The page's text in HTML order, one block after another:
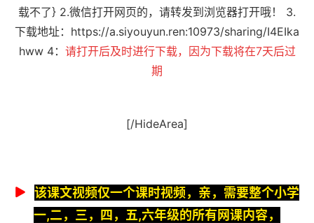
载不了} 2.微信打开网页的，请转发到浏览器打开哦！ 3.
下载地址： https://a.siyouyun.ren:10973/sharing/I4EIka
hww4： 请打开后及时进行下载，因为下载将在7天后过
期
[/HideArea]
该课文视频仅一个课时视频，亲，需要整个小学
一,二，三，四，五,六年级的所有网课内容，